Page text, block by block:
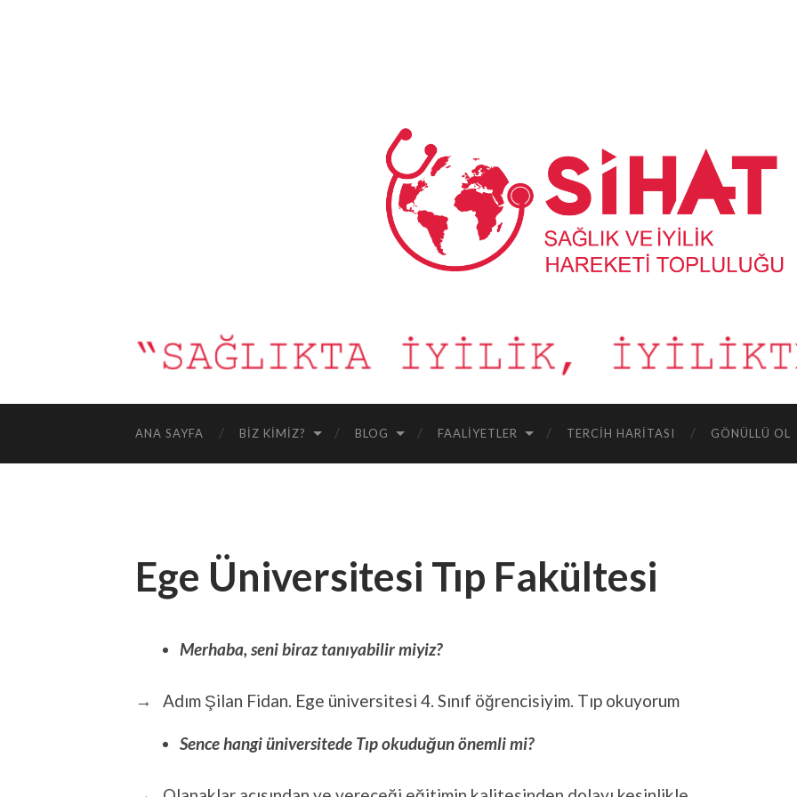
İyilik
Hareketi
ANA SAYFA BIZ KIMIZ? BLOG FAALIYETLER TERCIH HARITASI GÖNÜLLÜ OL
Ege Üniversitesi Tıp Fakültesi
Merhaba, seni biraz tanıyabilir miyiz?
→ Adım Şilan Fidan. Ege üniversitesi 4. Sınıf öğrencisiyim. Tıp okuyorum
Sence hangi üniversitede Tıp okuduğun önemli mi?